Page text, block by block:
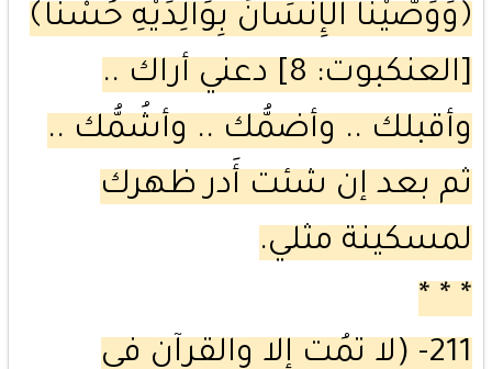
﴿وَوَصَّيْنَا الْإِنْسَانَ بِوَالِدَيْهِ حُسْنًا﴾
[العنكبوت: 8] دعني أراك ..
وأقبلك .. وأضمُّك .. وأشُمُّك ..
ثم بعد إن شئت أَدر ظهرك
لمسكينة مثلي.
* * *
211- (لا تمُت إلا والقرآن في